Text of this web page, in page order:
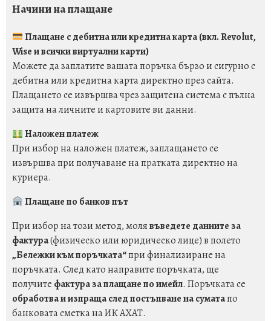
Начини на плащане
Плащане с дебитна или кредитна карта (вкл. Revolut,
Wise и всички виртуални карти)
Можете да заплатите вашата поръчка бързо и сигурно с
дебитна или кредитна карта директно през сайта.
Плащането се извършва чрез защитена система с пълна
защита на личните и картовите ви данни.
Наложен платеж
При избор на наложен платеж, заплащането се
извършва при получаване на пратката директно на
куриера.
Плащане по банков път
При избор на този метод, молявъведете данните за
фактура(физическо или юридическо лице) в полето
„Бележки към поръчката“при финализиране на
поръчката. След като направите поръчката, ще
получите фактура за плащане по имейл. Поръчката се
обработва и изпраща след постъпване на суматапо
банковата сметка на ИК АХАТ.